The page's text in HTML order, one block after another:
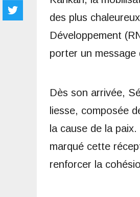
des plus
Développement
porter un message
Dès son arrivée,
liesse, composée
la cause de la
marqué cette
renforcer la